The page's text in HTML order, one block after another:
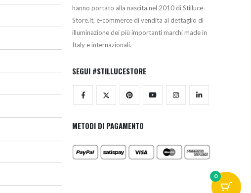
hanno portato alla nascita nel 2010 di Stilluce-
Store.it, e-commerce di vendita al dettaglio di
illuminazione dei più importanti marchi made in
Italy e internazionali.
SEGUI #STILLUCESTORE
METODI DI PAGAMENTO
0